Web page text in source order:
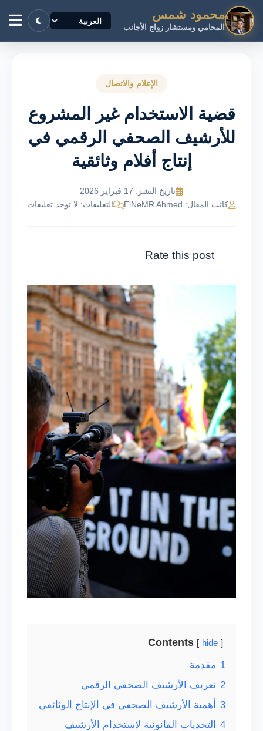
محمود شمس
المحامي ومستشار زواج الأجانب
الإعلام والاتصال
قضية الاستخدام غير المشروع
للأرشيف الصحفي الرقمي في
إنتاج أفلام وثائقية
تاريخ النشر: 17 فبراير 2026
كاتب المقال: ElNeMR Ahmed
التعليقات: لا توجد تعليقات
Rate this post
Contents hide
1 مقدمة
2 تعريف الأرشيف الصحفي الرقمي
3
أهمية الأرشيف الصحفي في الإنتاج الوثائقي
4
التحديات القانونية لاستخدام الأرشيف